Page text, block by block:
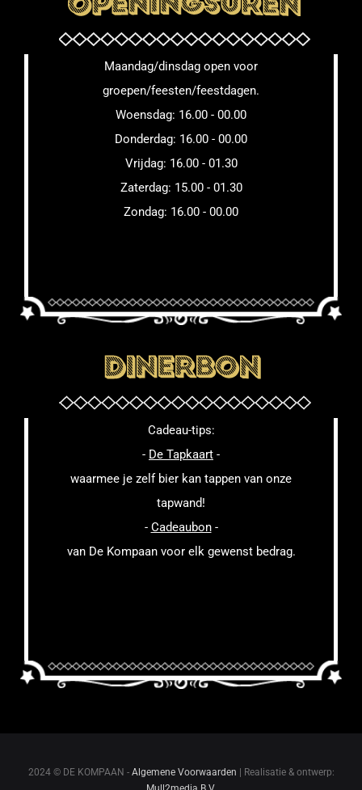
Maandag/dinsdag open voor
groepen/feesten/feestdagen.
Woensdag: 16.00 - 00.00
Donderdag: 16.00 - 00.00
Vrijdag: 16.00 - 01.30
Zaterdag: 15.00 - 01.30
Zondag: 16.00 - 00.00
Cadeau-tips:
- De Tapkaart -
waarmee je zelf bier kan tappen van onze
tapwand!
- Cadeaubon-
van De Kompaan voor elk gewenst bedrag.
2024 © DE KOMPAAN - Algemene Voorwaarden | Realisatie & ontwerp: